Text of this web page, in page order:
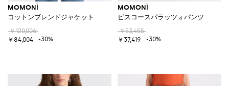
MOMONÌ
コットンブレンドジャケット
￥120,006
￥84,004
-30%
MOMONÌ
ビスコースパラッツォパンツ
￥53,455
￥37,419
-30%